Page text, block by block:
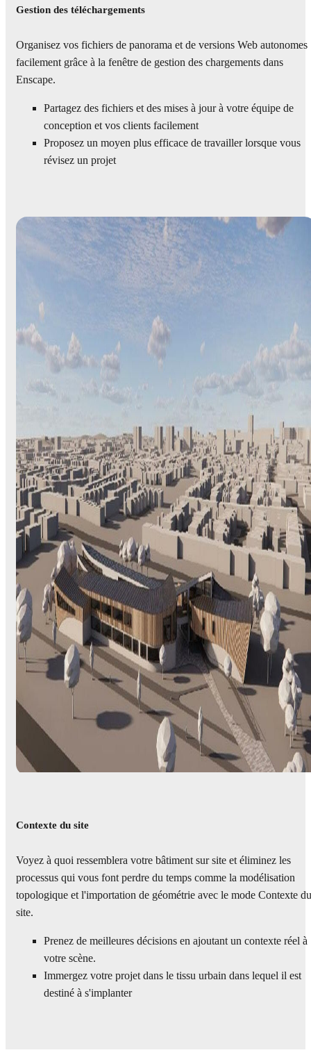
Gestion des téléchargements
Organisez vos fichiers de panorama et de versions Web autonomes
facilement grâce à la fenêtre de gestion des chargements dans
Enscape.
Partagez des fichiers et des mises à jour à votre équipe de
conception et vos clients facilement
Proposez un moyen plus efficace de travailler lorsque vous
révisez un projet
Contexte du site
Voyez à quoi ressemblera votre bâtiment sur site et éliminez les
processus qui vous font perdre du temps comme la modélisation
topologique et l'importation de géométrie avec le mode Contexte du
site.
Prenez de meilleures décisions en ajoutant un contexte réel à
votre scène.
Immergez votre projet dans le tissu urbain dans lequel il est
destiné à s'implanter